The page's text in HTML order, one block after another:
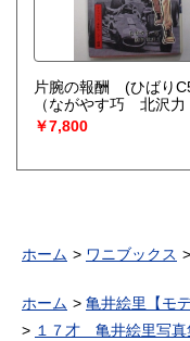
片腕の報酬 (ひばり
（ながやす巧 北沢
￥7,800
ホーム ワニブックス
ホーム
亀井絵里【モ
１７才 亀井絵里写真